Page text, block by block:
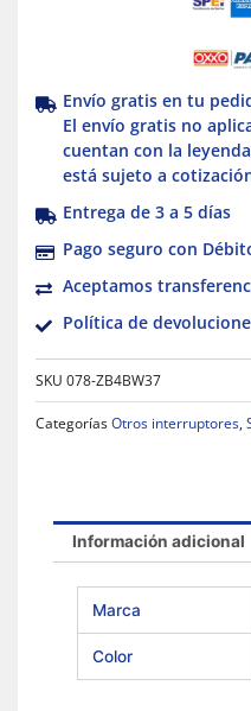
Envío gratis en tu
El envío gratis no
cuentan con la
está sujeto a
Entrega de 3 a 5 días
Pago seguro con
Aceptamos
Política de
SKU 078-ZB4BW37
CategoríasOtros interruptores,
Información adicional
Marca
Color